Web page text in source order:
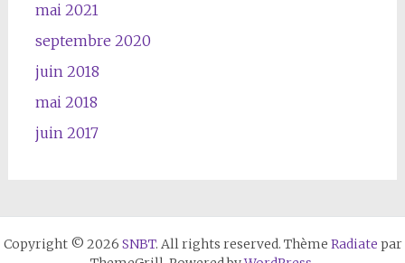
mai 2021
septembre 2020
juin 2018
mai 2018
juin 2017
Copyright © 2026 SNBT. All rights reserved. Thème Radiate par